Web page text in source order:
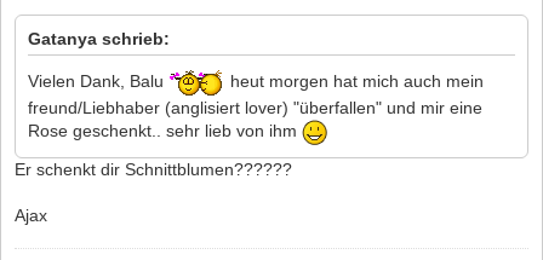
Gatanya schrieb:
Vielen Dank, Balu
heut morgen hat mich auch mein
freund/Liebhaber (anglisiert lover) "überfallen" und mir eine
Rose geschenkt.. sehr lieb von ihm
Er schenkt dir Schnittblumen??????
Ajax